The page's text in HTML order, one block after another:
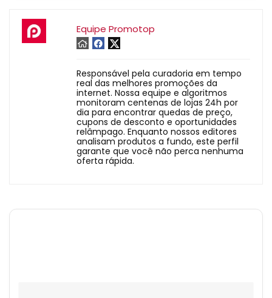
Equipe Promotop
Responsável pela curadoria em tempo
real das melhores promoções da
internet. Nossa equipe e algoritmos
monitoram centenas de lojas 24h por
dia para encontrar quedas de preço,
cupons de desconto e oportunidades
relâmpago. Enquanto nossos editores
analisam produtos a fundo, este perfil
garante que você não perca nenhuma
oferta rápida.